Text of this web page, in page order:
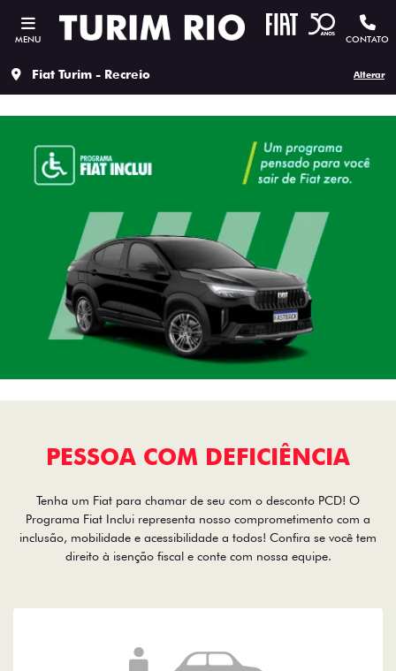
MENU CONTATO
Fiat Turim - Recreio Alterar
PESSOA COM DEFICIÊNCIA
Tenha um Fiat para chamar de seu com o desconto PCD! O
Programa Fiat Inclui representa nosso comprometimento com a
inclusão, mobilidade e acessibilidade a todos! Confira se você tem
direito à isenção fiscal e conte com nossa equipe.